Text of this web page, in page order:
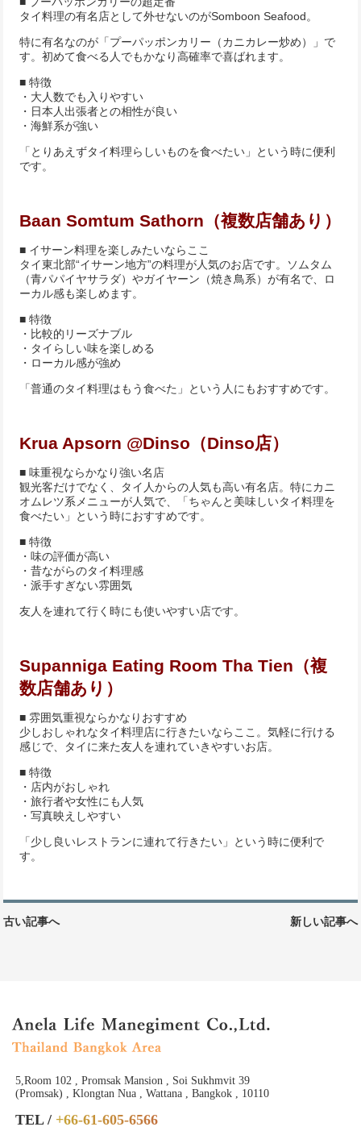
タイ料理の有名店として外せないのがSomboon Seafood。
特に有名なのが「プーパッポンカリー（カニカレー炒め）」で
す。初めて食べる人でもかなり高確率で喜ばれます。
■ 特徴
・大人数でも入りやすい
・日本人出張者との相性が良い
・海鮮系が強い
「とりあえずタイ料理らしいものを食べたい」という時に便利
です。
Baan Somtum Sathorn（複数店舗あり）
■ イサーン料理を楽しみたいならここ
タイ東北部“イサーン地方”の料理が人気のお店です。ソムタム
（青パパイヤサラダ）やガイヤーン（焼き鳥系）が有名で、ロ
ーカル感も楽しめます。
■ 特徴
・比較的リーズナブル
・タイらしい味を楽しめる
・ローカル感が強め
「普通のタイ料理はもう食べた」という人にもおすすめです。
Krua Apsorn @Dinso（Dinso店）
■ 味重視ならかなり強い名店
観光客だけでなく、タイ人からの人気も高い有名店。特にカニ
オムレツ系メニューが人気で、「ちゃんと美味しいタイ料理を
食べたい」という時におすすめです。
■ 特徴
・味の評価が高い
・昔ながらのタイ料理感
・派手すぎない雰囲気
友人を連れて行く時にも使いやすい店です。
Supanniga Eating Room Tha Tien（複
数店舗あり）
■ 雰囲気重視ならかなりおすすめ
少しおしゃれなタイ料理店に行きたいならここ。気軽に行ける
感じで、タイに来た友人を連れていきやすいお店。
■ 特徴
・店内がおしゃれ
・旅行者や女性にも人気
・写真映えしやすい
「少し良いレストランに連れて行きたい」という時に便利で
す。
古い記事へ 新しい記事へ
5,Room 102 , Promsak Mansion , Soi Sukhmvit 39
(Promsak) , Klongtan Nua , Wattana , Bangkok , 10110
TEL / +66-61-605-6566